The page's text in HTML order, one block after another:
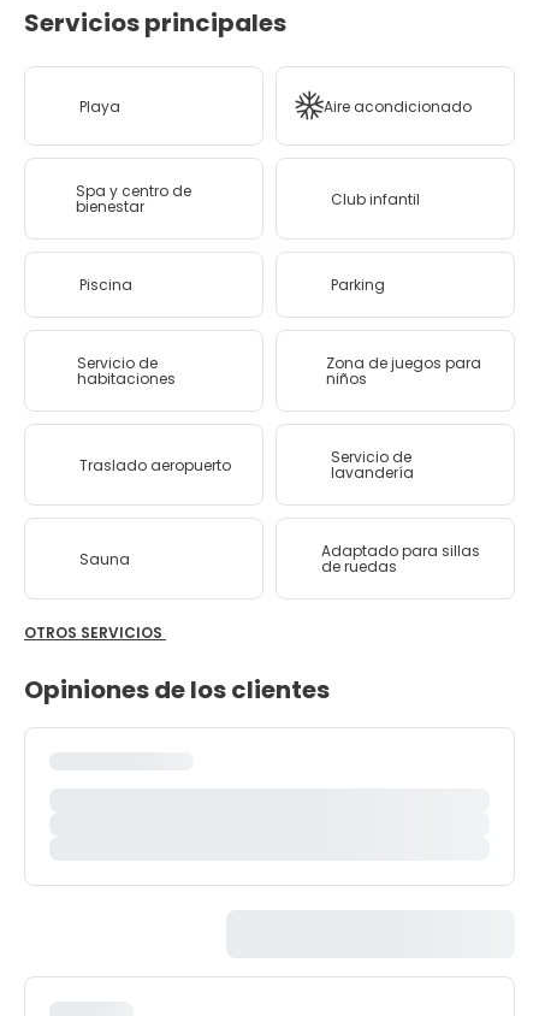
Servicios principales
Playa Aire acondicionado
Spa y centro de
bienestar Club infantil
Piscina Parking
Servicio de
habitaciones
Zona de juegos para
niños
Traslado aeropuerto Servicio de
lavandería
Sauna Adaptado para sillas
de ruedas
OTROS SERVICIOS
Opiniones de los clientes